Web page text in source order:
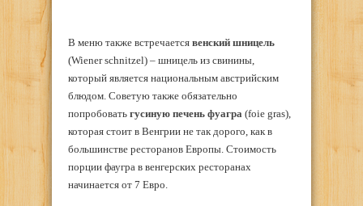
В меню также встречается венский шницель
(Wiener schnitzel) – шницель из свинины,
который является национальным австрийским
блюдом. Советую также обязательно
попробовать гусиную печень фуагра (foie gras),
которая стоит в Венгрии не так дорого, как в
большинстве ресторанов Европы. Стоимость
порции фаугра в венгерских ресторанах
начинается от 7 Евро.